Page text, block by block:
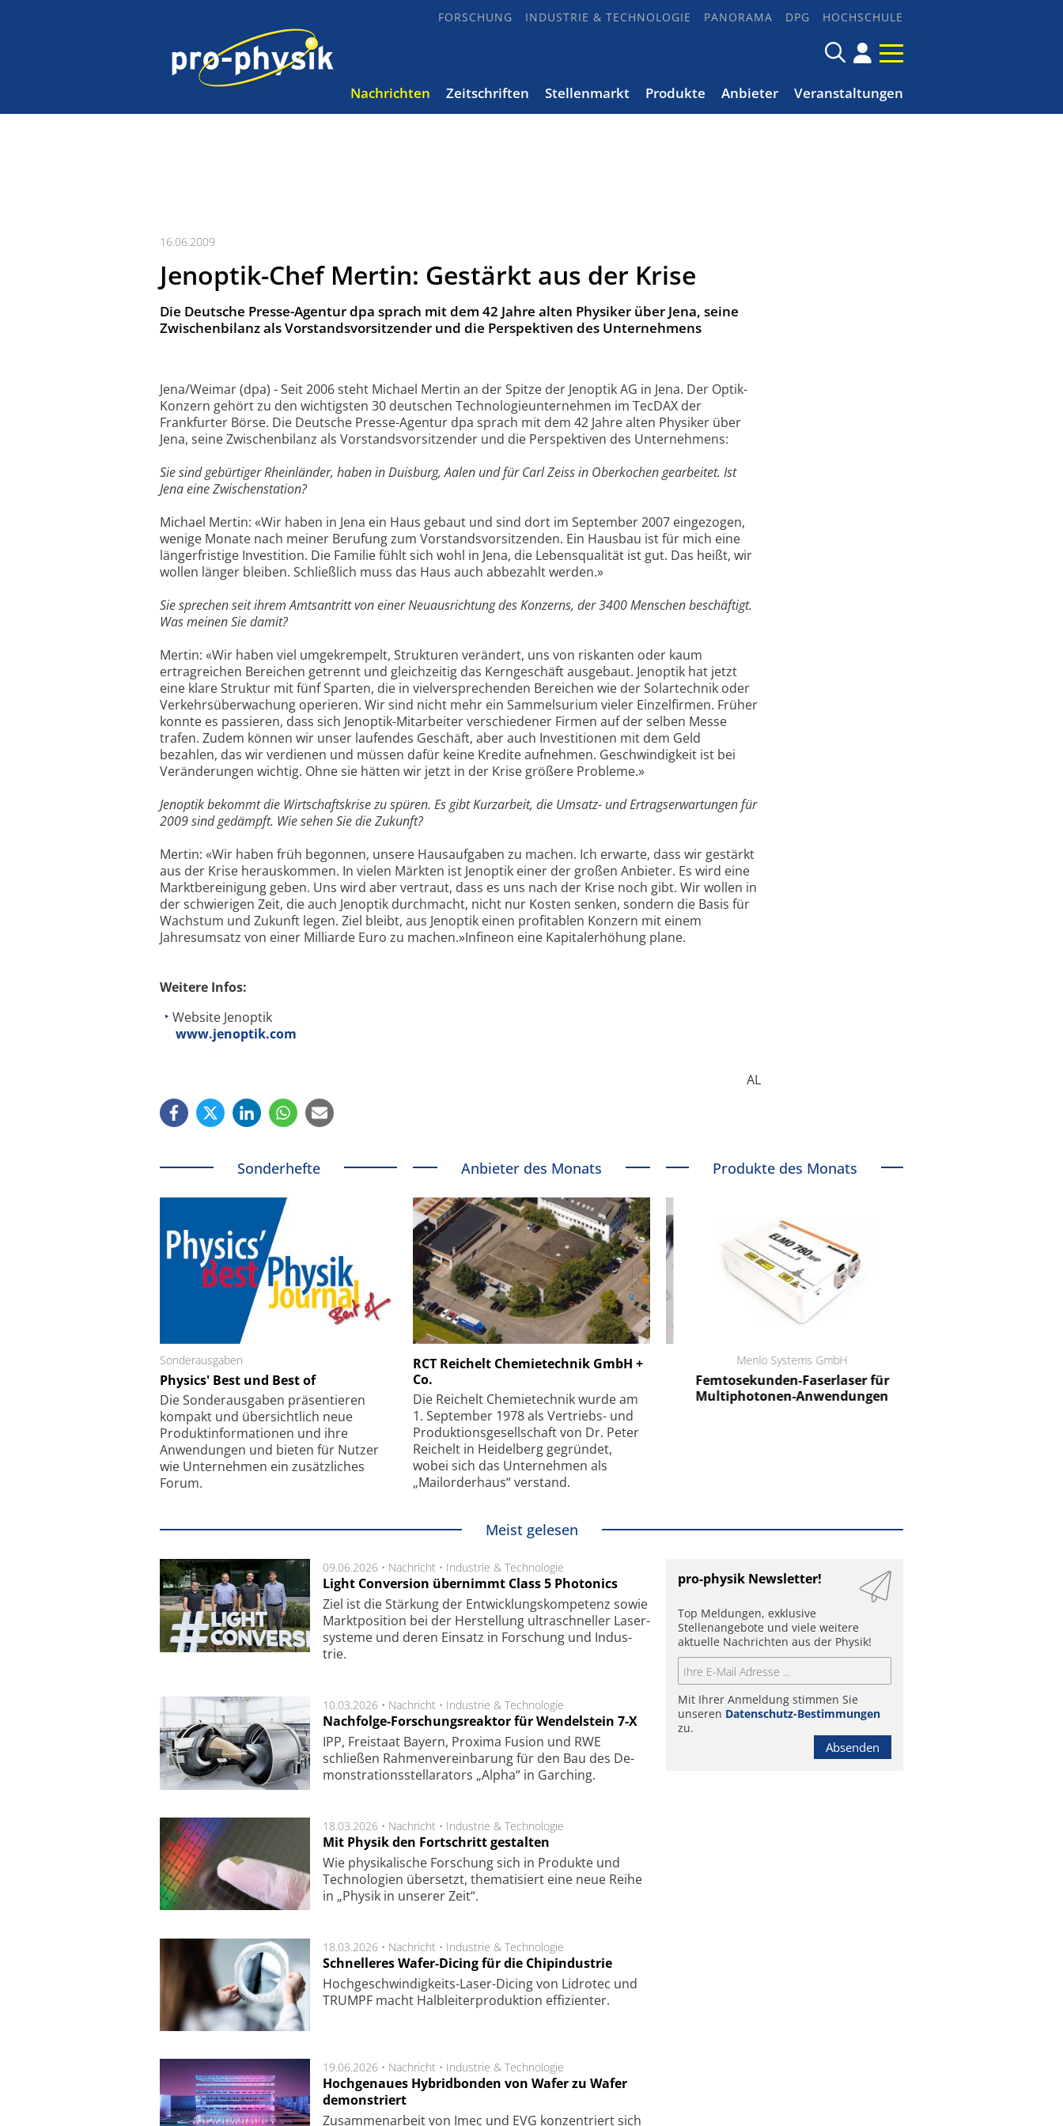
FORSCHUNG INDUSTRIE & TECHNOLOGIE PANORAMA DPG HOCHSCHULE
Nachrichten Zeitschriften Stellenmarkt Produkte Anbieter Veranstaltungen
16.06.2009
Jenoptik-Chef Mertin: Gestärkt aus der Krise
Die Deutsche Presse-Agentur dpa sprach mit dem 42 Jahre alten Physiker über Jena, seine
Zwischenbilanz als Vorstandsvorsitzender und die Perspektiven des Unternehmens
Jena/Weimar (dpa) - Seit 2006 steht Michael Mertin an der Spitze der Jenoptik AG in Jena. Der Optik-
Konzern gehört zu den wichtigsten 30 deutschen Technologieunternehmen im TecDAX der
Frankfurter Börse. Die Deutsche Presse-Agentur dpa sprach mit dem 42 Jahre alten Physiker über
Jena, seine Zwischenbilanz als Vorstandsvorsitzender und die Perspektiven des Unternehmens:
Sie sind gebürtiger Rheinländer, haben in Duisburg, Aalen und für Carl Zeiss in Oberkochen gearbeitet. Ist
Jena eine Zwischenstation?
Michael Mertin: «Wir haben in Jena ein Haus gebaut und sind dort im September 2007 eingezogen,
wenige Monate nach meiner Berufung zum Vorstandsvorsitzenden. Ein Hausbau ist für mich eine
längerfristige Investition. Die Familie fühlt sich wohl in Jena, die Lebensqualität ist gut. Das heißt, wir
wollen länger bleiben. Schließlich muss das Haus auch abbezahlt werden.»
Sie sprechen seit ihrem Amtsantritt von einer Neuausrichtung des Konzerns, der 3400 Menschen beschäftigt.
Was meinen Sie damit?
Mertin: «Wir haben viel umgekrempelt, Strukturen verändert, uns von riskanten oder kaum
ertragreichen Bereichen getrennt und gleichzeitig das Kerngeschäft ausgebaut. Jenoptik hat jetzt
eine klare Struktur mit fünf Sparten, die in vielversprechenden Bereichen wie der Solartechnik oder
Verkehrsüberwachung operieren. Wir sind nicht mehr ein Sammelsurium vieler Einzelfirmen. Früher
konnte es passieren, dass sich Jenoptik-Mitarbeiter verschiedener Firmen auf der selben Messe
trafen. Zudem können wir unser laufendes Geschäft, aber auch Investitionen mit dem Geld
bezahlen, das wir verdienen und müssen dafür keine Kredite aufnehmen. Geschwindigkeit ist bei
Veränderungen wichtig. Ohne sie hätten wir jetzt in der Krise größere Probleme.»
Jenoptik bekommt die Wirtschaftskrise zu spüren. Es gibt Kurzarbeit, die Umsatz- und Ertragserwartungen für
2009 sind gedämpft. Wie sehen Sie die Zukunft?
Mertin: «Wir haben früh begonnen, unsere Hausaufgaben zu machen. Ich erwarte, dass wir gestärkt
aus der Krise herauskommen. In vielen Märkten ist Jenoptik einer der großen Anbieter. Es wird eine
Marktbereinigung geben. Uns wird aber vertraut, dass es uns nach der Krise noch gibt. Wir wollen in
der schwierigen Zeit, die auch Jenoptik durchmacht, nicht nur Kosten senken, sondern die Basis für
Wachstum und Zukunft legen. Ziel bleibt, aus Jenoptik einen profitablen Konzern mit einem
Jahresumsatz von einer Milliarde Euro zu machen.»Infineon eine Kapitalerhöhung plane.
Weitere Infos:
Website Jenoptik
www.jenoptik.com
AL
Sonderhefte
Sonderausgaben
Physics' Best und Best of
Die Sonder­ausgaben präsentieren
kompakt und übersichtlich neue
Produkt­informationen und ihre
Anwendungen und bieten für Nutzer
wie Unternehmen ein zusätzliches
Forum.
Anbieter des Monats
RCT Reichelt Chemietechnik GmbH +
Co.
Die Reichelt Chemietechnik wurde am
1. September 1978 als Vertriebs- und
Produktionsgesellschaft von Dr. Peter
Reichelt in Heidelberg gegründet,
wobei sich das Unternehmen als
„Mailorderhaus“ verstand.
Produkte des Monats
Faserkoppler mit Super-
Feinfokussierungsmechanismus
SmarAct GmbH
kleinstem Raum
Menlo Systems GmbH
Femtosekunden-Faserlaser für
Multiphotonen-Anwendungen
Meist gelesen
09.06.2026 • Nachricht • Industrie & Technologie
Light Conversion übernimmt Class 5 Photonics
Ziel ist die Stär­kung der Ent­wick­lungs­kom­pe­tenz sowie
Markt­po­si­tion bei der Her­stel­lung ul­tra­schnel­ler Laser­
sys­te­me und de­ren Ein­satz in For­schung und In­dus­
trie.
10.03.2026 • Nachricht • Industrie & Technologie
Nachfolge-Forschungsreaktor für Wendelstein 7-X
IPP, Frei­staat Bay­ern, Pro­xi­ma Fu­sion und RWE
schließen Rah­men­ver­ein­ba­rung für den Bau des De­
mon­stra­tions­stel­la­ra­tors „Alpha“ in Gar­ching.
18.03.2026 • Nachricht • Industrie & Technologie
Mit Physik den Fortschritt gestalten
Wie physikalische Forschung sich in Produkte und
Technologien übersetzt, thematisiert eine neue Reihe
in „Physik in unserer Zeit“.
18.03.2026 • Nachricht • Industrie & Technologie
Schnelleres Wafer-Dicing für die Chipindustrie
Hoch­ge­schwin­dig­keits-Laser-Dicing von Lidrotec und
TRUMPF macht Halb­lei­ter­pro­duk­tion ef­fi­zien­ter.
19.06.2026 • Nachricht • Industrie & Technologie
Hochgenaues Hybridbonden von Wafer zu Wafer
demonstriert
Zu­sam­men­arbeit von Imec und EVG kon­zen­triert sich
pro-physik Newsletter!
Top Meldungen, exklusive
Stellenangebote und viele weitere
aktuelle Nachrichten aus der Physik!
Mit Ihrer Anmeldung stimmen Sie
unseren Datenschutz-Bestimmungen
zu.
Absenden